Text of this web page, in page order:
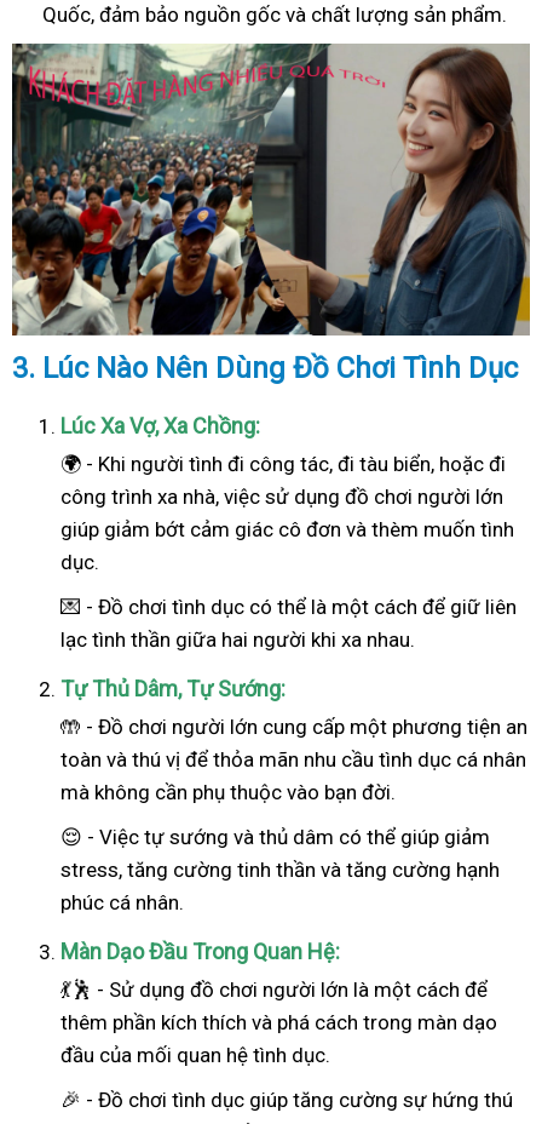
Quốc, đảm bảo nguồn gốc và chất lượng sản phẩm.
3. Lúc Nào Nên Dùng Đồ Chơi Tình Dục
Lúc Xa Vợ, Xa Chồng:
🌍 - Khi người tình đi công tác, đi tàu biển, hoặc đi
công trình xa nhà, việc sử dụng đồ chơi người lớn
giúp giảm bớt cảm giác cô đơn và thèm muốn tình
dục.
💌 - Đồ chơi tình dục có thể là một cách để giữ liên
lạc tình thần giữa hai người khi xa nhau.
Tự Thủ Dâm, Tự Sướng:
🤲 - Đồ chơi người lớn cung cấp một phương tiện an
toàn và thú vị để thỏa mãn nhu cầu tình dục cá nhân
mà không cần phụ thuộc vào bạn đời.
😌 - Việc tự sướng và thủ dâm có thể giúp giảm
stress, tăng cường tinh thần và tăng cường hạnh
phúc cá nhân.
Màn Dạo Đầu Trong Quan Hệ:
💃🕺 - Sử dụng đồ chơi người lớn là một cách để
thêm phần kích thích và phá cách trong màn dạo
đầu của mối quan hệ tình dục.
🎉 - Đồ chơi tình dục giúp tăng cường sự hứng thú